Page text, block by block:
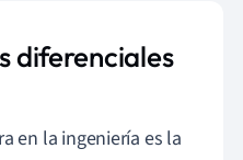
diferenciales
en la ingeniería es la